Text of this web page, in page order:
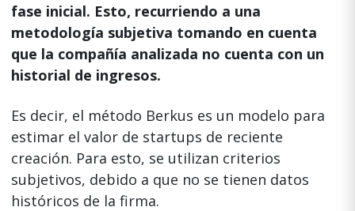
fase inicial. Esto, recurriendo a una
metodología subjetiva tomando en cuenta
que la compañía analizada no cuenta con un
historial de ingresos.
Es decir, el método Berkus es un modelo para
estimar el valor de startups de reciente
creación. Para esto, se utilizan criterios
subjetivos, debido a que no se tienen datos
históricos de la firma.